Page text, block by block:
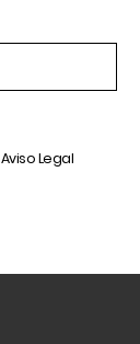
Aviso Legal